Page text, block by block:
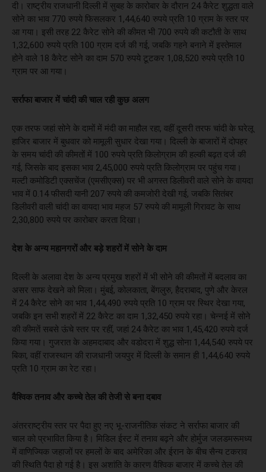
दी। राष्ट्रीय राजधानी दिल्ली में सुबह के कारोबार के दौरान 24 कैरेट शुद्धता वाले
सोने का भाव 770 रुपये फिसलकर 1,44,640 रुपये प्रति 10 ग्राम के स्तर पर
आ गया। इसी तरह 22 कैरेट सोने की कीमत भी 700 रुपये की कटौती के साथ
1,32,600 रुपये प्रति 100 ग्राम दर्ज की गई, जबकि गहने बनाने में इस्तेमाल
होने वाले 18 कैरेट सोने का दाम 570 रुपये टूटकर 1,08,520 रुपये प्रति 10
ग्राम पर आ गया।
सर्राफा बाजार में चांदी की चाल रही कुछ अलग
एक तरफ जहां सोने के दामों में मंदी का माहौल रहा, वहीं दूसरी तरफ चांदी के घरेलू
हाजिर बाजार में बुधवार को मामूली सुधार देखा गया। दिल्ली के बाजारों में दोपहर
के समय चांदी की कीमतों में 100 रुपये प्रति किलोग्राम की हल्की बढ़त दर्ज की
गई, जिसके बाद इसका भाव 2,45,000 रुपये प्रति किलोग्राम पर पहुंच गया।
मल्टी कमोडिटी एक्सचेंज (एमसीएक्स) पर भी अगस्त डिलीवरी वाले सोने के वायदा
भाव में 0.14 फीसदी यानी 207 रुपये की कमजोरी देखी गई, जबकि सितंबर
डिलीवरी वाली चांदी का वायदा भाव महज 57 रुपये की मामूली गिरावट के साथ
2,30,800 रुपये पर कारोबार करता दिखा।
देश के अन्य महानगरों और बड़े शहरों में सोने के दाम
दिल्ली के अलावा देश के अन्य प्रमुख शहरों में भी सोने की कीमतों में बदलाव का
असर साफ देखने को मिला। मुंबई, कोलकाता, बेंगलुरु, हैदराबाद, पुणे और केरल
में 24 कैरेट सोने का भाव 1,44,490 रुपये प्रति 10 ग्राम पर स्थिर देखा गया,
जबकि इन सभी शहरों में 22 कैरेट का दाम 1,32,450 रुपये रहा। चेन्नई में सोने
की कीमतें सबसे ऊंचे स्तर पर रहीं, जहां 24 कैरेट का भाव 1,45,420 रुपये दर्ज
किया गया। गुजरात के अहमदाबाद और वडोदरा में शुद्ध सोना 1,44,540 रुपये पर
बिका, वहीं राजस्थान की राजधानी जयपुर में दिल्ली के समान ही 1,44,640 रुपये
प्रति 10 ग्राम का रेट रहा।
वैश्विक तनाव और कच्चे तेल की तेजी से बना दबाव
अंतरराष्ट्रीय स्तर पर पैदा हुए नए भू-राजनीतिक संकट ने सर्राफा बाजार की
चाल को प्रभावित किया है। मिडिल ईस्ट में तनाव बढ़ने और होर्मुज जलडमरूमध्य
में वाणिज्यिक जहाजों पर हमलों के बाद अमेरिका और ईरान के बीच सैन्य टकराव
की स्थिति पैदा हो गई है। इस अशांति के कारण वैश्विक बाजार में कच्चे तेल की